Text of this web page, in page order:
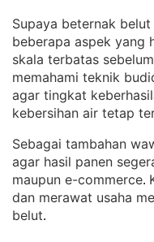
Supaya beternak
beberapa aspek yang
skala terbatas
memahami teknik
agar tingkat
kebersihan air tetap
Sebagai tambahan
agar hasil panen
maupun e-commerce.
dan merawat usaha
belut.